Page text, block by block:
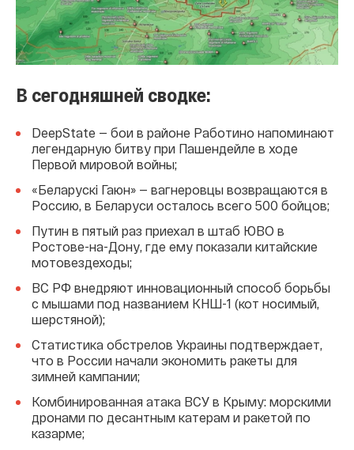
В сегодняшней сводке:
DeepState — бои в районе Работино напоминают
легендарную битву при Пашендейле в ходе
Первой мировой войны;
«Беларускі Гаюн» — вагнеровцы возвращаются в
Россию, в Беларуси осталось всего 500 бойцов;
Путин в пятый раз приехал в штаб ЮВО в
Ростове-на-Дону, где ему показали китайские
мотовездеходы;
ВС РФ внедряют инновационный способ борьбы
с мышами под названием КНШ-1 (кот носимый,
шерстяной);
Статистика обстрелов Украины подтверждает,
что в России начали экономить ракеты для
зимней кампании;
Комбинированная атака ВСУ в Крыму: морскими
дронами по десантным катерам и ракетой по
казарме;